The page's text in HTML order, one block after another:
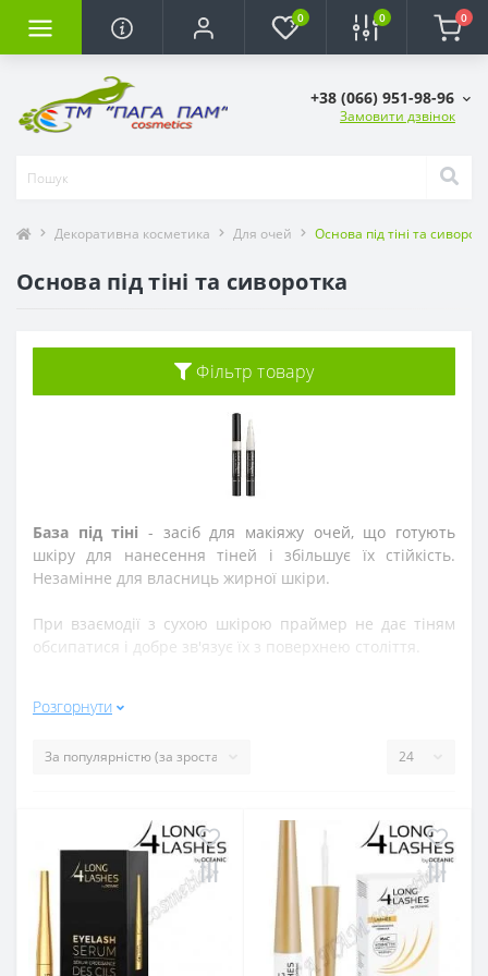
0 0 0
+38 (066) 951-98-96
Замовити дзвінок
Декоративна косметика Для очей Основа під тіні та
Основа під тіні та сиворотка
Фільтр товару
База під тіні - засіб для макіяжу очей, що готують
шкіру для нанесення тіней і збільшує їх стійкість.
Незамінне для власниць жирної шкіри.
При взаємодії з сухою шкірою праймер не дає тіням
обсипатися і добре зв'язує їх з поверхнею століття.
абсорбує шкірний жир і зменшує видимість судин,
Колір- від прозорого до тілесно-бежевого.
Де в інтернеті купити
основу під тіні?На
сьогоднішній день покупки в інтернеті стають
невід'ємною частиною усіх. В інтернет-магазиніПАГА
ПАМ cosmetics
купувати косметику та парфумерію
Розгорнути